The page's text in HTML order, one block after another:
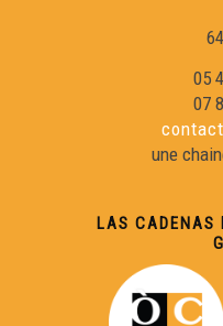
05
07
une
LAS CADENAS